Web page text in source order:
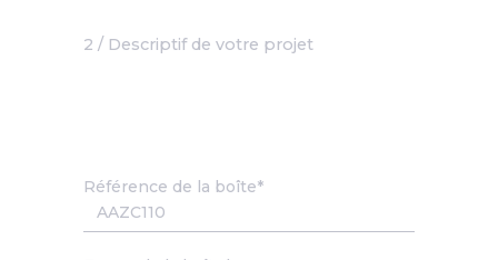
2 / Descriptif de votre projet
Référence de la boîte